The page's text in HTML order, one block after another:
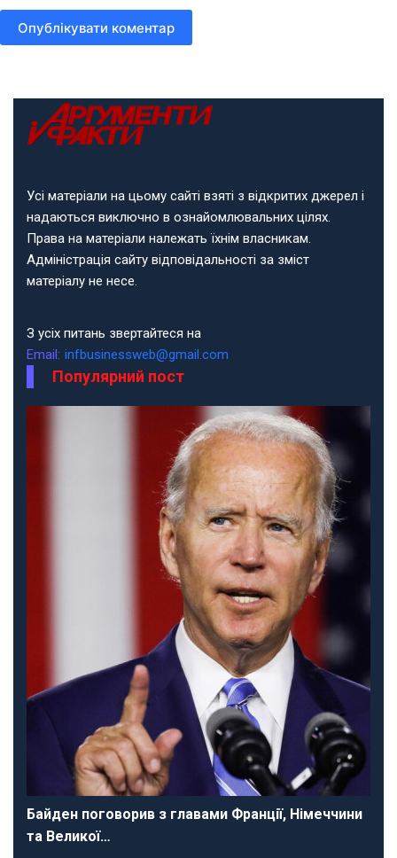
Опублікувати коментар
Усі матеріали на цьому сайті взяті з відкритих джерел і
надаються виключно в ознайомлювальних цілях.
Права на матеріали належать їхнім власникам.
Адміністрація сайту відповідальності за зміст
матеріалу не несе.
З усіх питань звертайтеся на
Email: infbusinessweb@gmail.com
Популярний пост
Байден поговорив з главами Франції, Німеччини
та Великої…